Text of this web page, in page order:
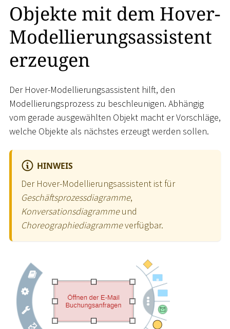
Objekte mit dem Hover-
Modellierungsassistent
erzeugen
Der Hover-Modellierungsassistent hilft, den
Modellierungsprozess zu beschleunigen. Abhängig
vom gerade ausgewählten Objekt macht er Vorschläge,
welche Objekte als nächstes erzeugt werden sollen.
HINWEIS
Der Hover-Modellierungsassistent ist für
Geschäftsprozessdiagramme,
Konversationsdiagrammeund
Choreographiediagrammeverfügbar.